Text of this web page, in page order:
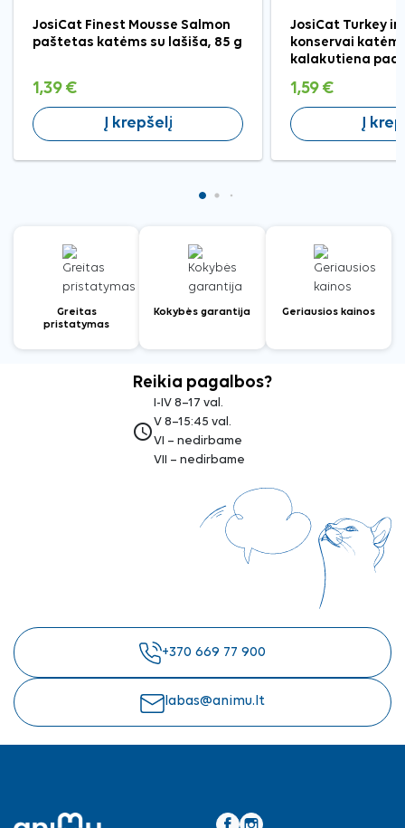
JosiCat Finest Mousse Salmon
paštetas katėms su lašiša, 85 g
1,39 €
Į krepšelį
JosiCat Turkey in
konservai
kalakutiena
1,59 €
Į
Greitas
pristatymas
Kokybės garantija Geriausios kainos
Reikia pagalbos?
access_time
I-IV 8–17 val.
V 8–15:45 val.
VI – nedirbame
VII – nedirbame
+370 669 77 900
labas@animu.lt